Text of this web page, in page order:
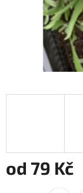
od 79 Kč